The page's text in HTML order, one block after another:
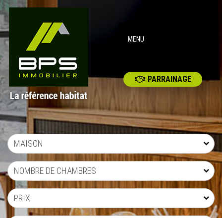
MENU
PARRAINAGE
MAISON
NOMBRE DE CHAMBRES
PRIX